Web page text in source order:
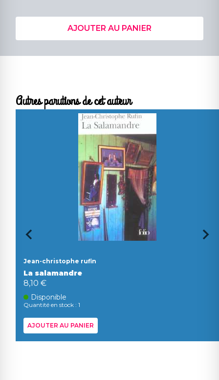
AJOUTER AU PANIER
Autres parutions de cet auteur
Jean-christophe rufin
La salamandre
8,10 €
Disponible
Quantité en stock : 1
AJOUTER AU PANIER